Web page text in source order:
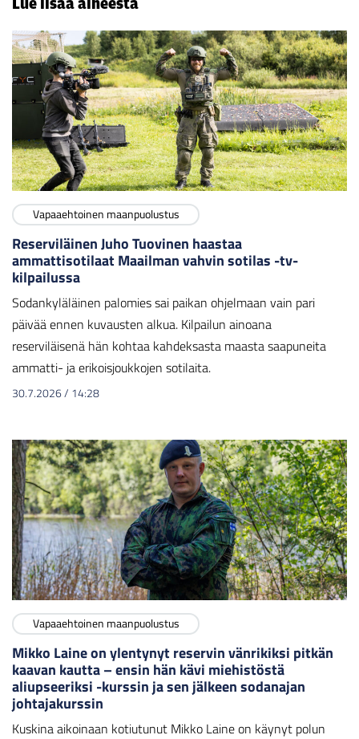
Vapaaehtoinen maanpuolustus
Reserviläinen Juho Tuovinen haastaa
ammattisotilaat Maailman vahvin sotilas -tv-
kilpailussa
Sodankyläläinen palomies sai paikan ohjelmaan vain pari
päivää ennen kuvausten alkua. Kilpailun ainoana
reserviläisenä hän kohtaa kahdeksasta maasta saapuneita
ammatti- ja erikoisjoukkojen sotilaita.
30.7.2026/ 14:28
Vapaaehtoinen maanpuolustus
Mikko Laine on ylentynyt reservin vänrikiksi pitkän
kaavan kautta – ensin hän kävi miehistöstä
aliupseeriksi -kurssin ja sen jälkeen sodanajan
johtajakurssin
Kuskina aikoinaan kotiutunut Mikko Laine on käynyt polun